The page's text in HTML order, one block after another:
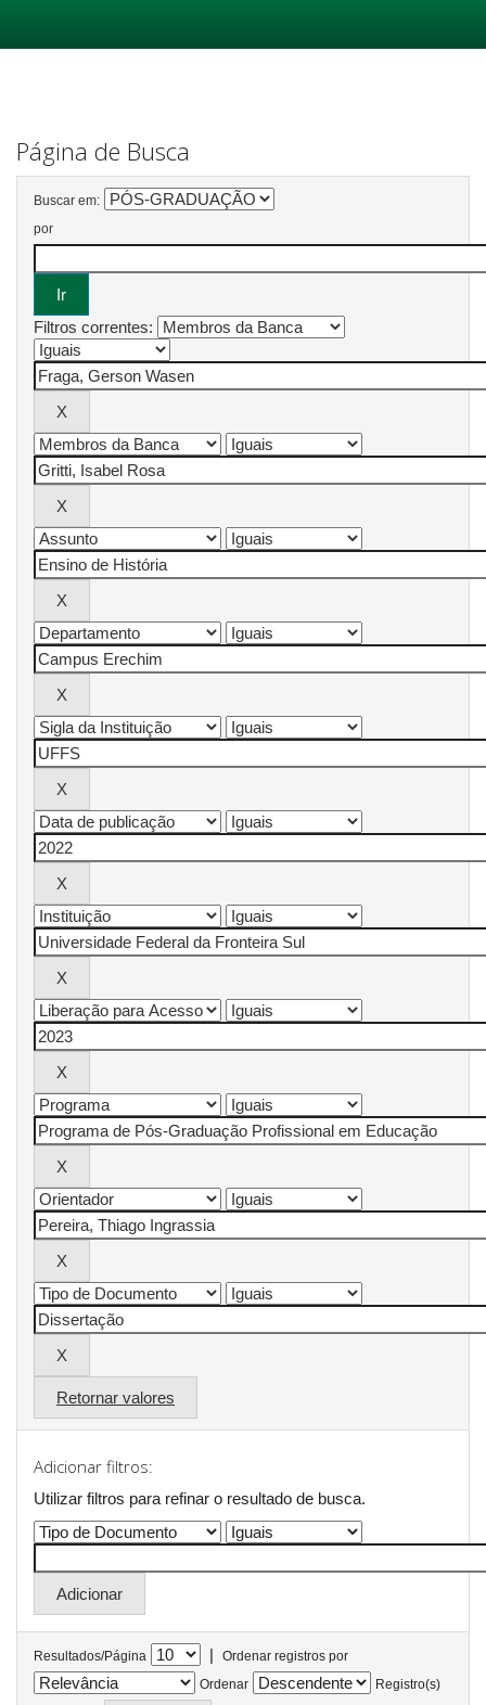
Página de Busca
Buscar em:
por
Filtros correntes:
Retornar valores
Adicionar filtros:
Utilizar filtros para refinar o resultado de busca.
Resultados/Página |
Ordenar registros por
Ordenar
Registro(s)